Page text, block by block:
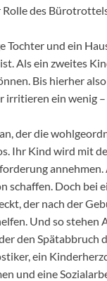
des
und ein
Als ein zweites
Bis hierher
ein wenig
der die
Ihr Kind wird mit
schaffen. Doch
der nach der
Und so
den Spätabbruch
ein
und eine